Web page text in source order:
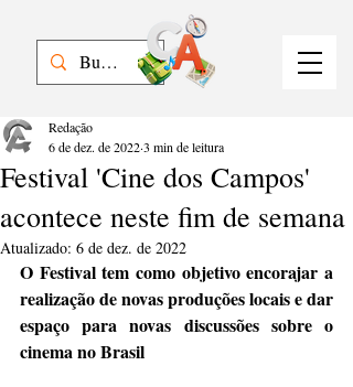
Festival 'Cine dos Campos'
acontece neste fim de semana
Redação
6 de dez. de 20223 min de leitura
Atualizado: 6 de dez. de 2022
O Festival tem como objetivo encorajar a
realização de novas produções locais e dar
espaço para novas discussões sobre o
cinema no Brasil